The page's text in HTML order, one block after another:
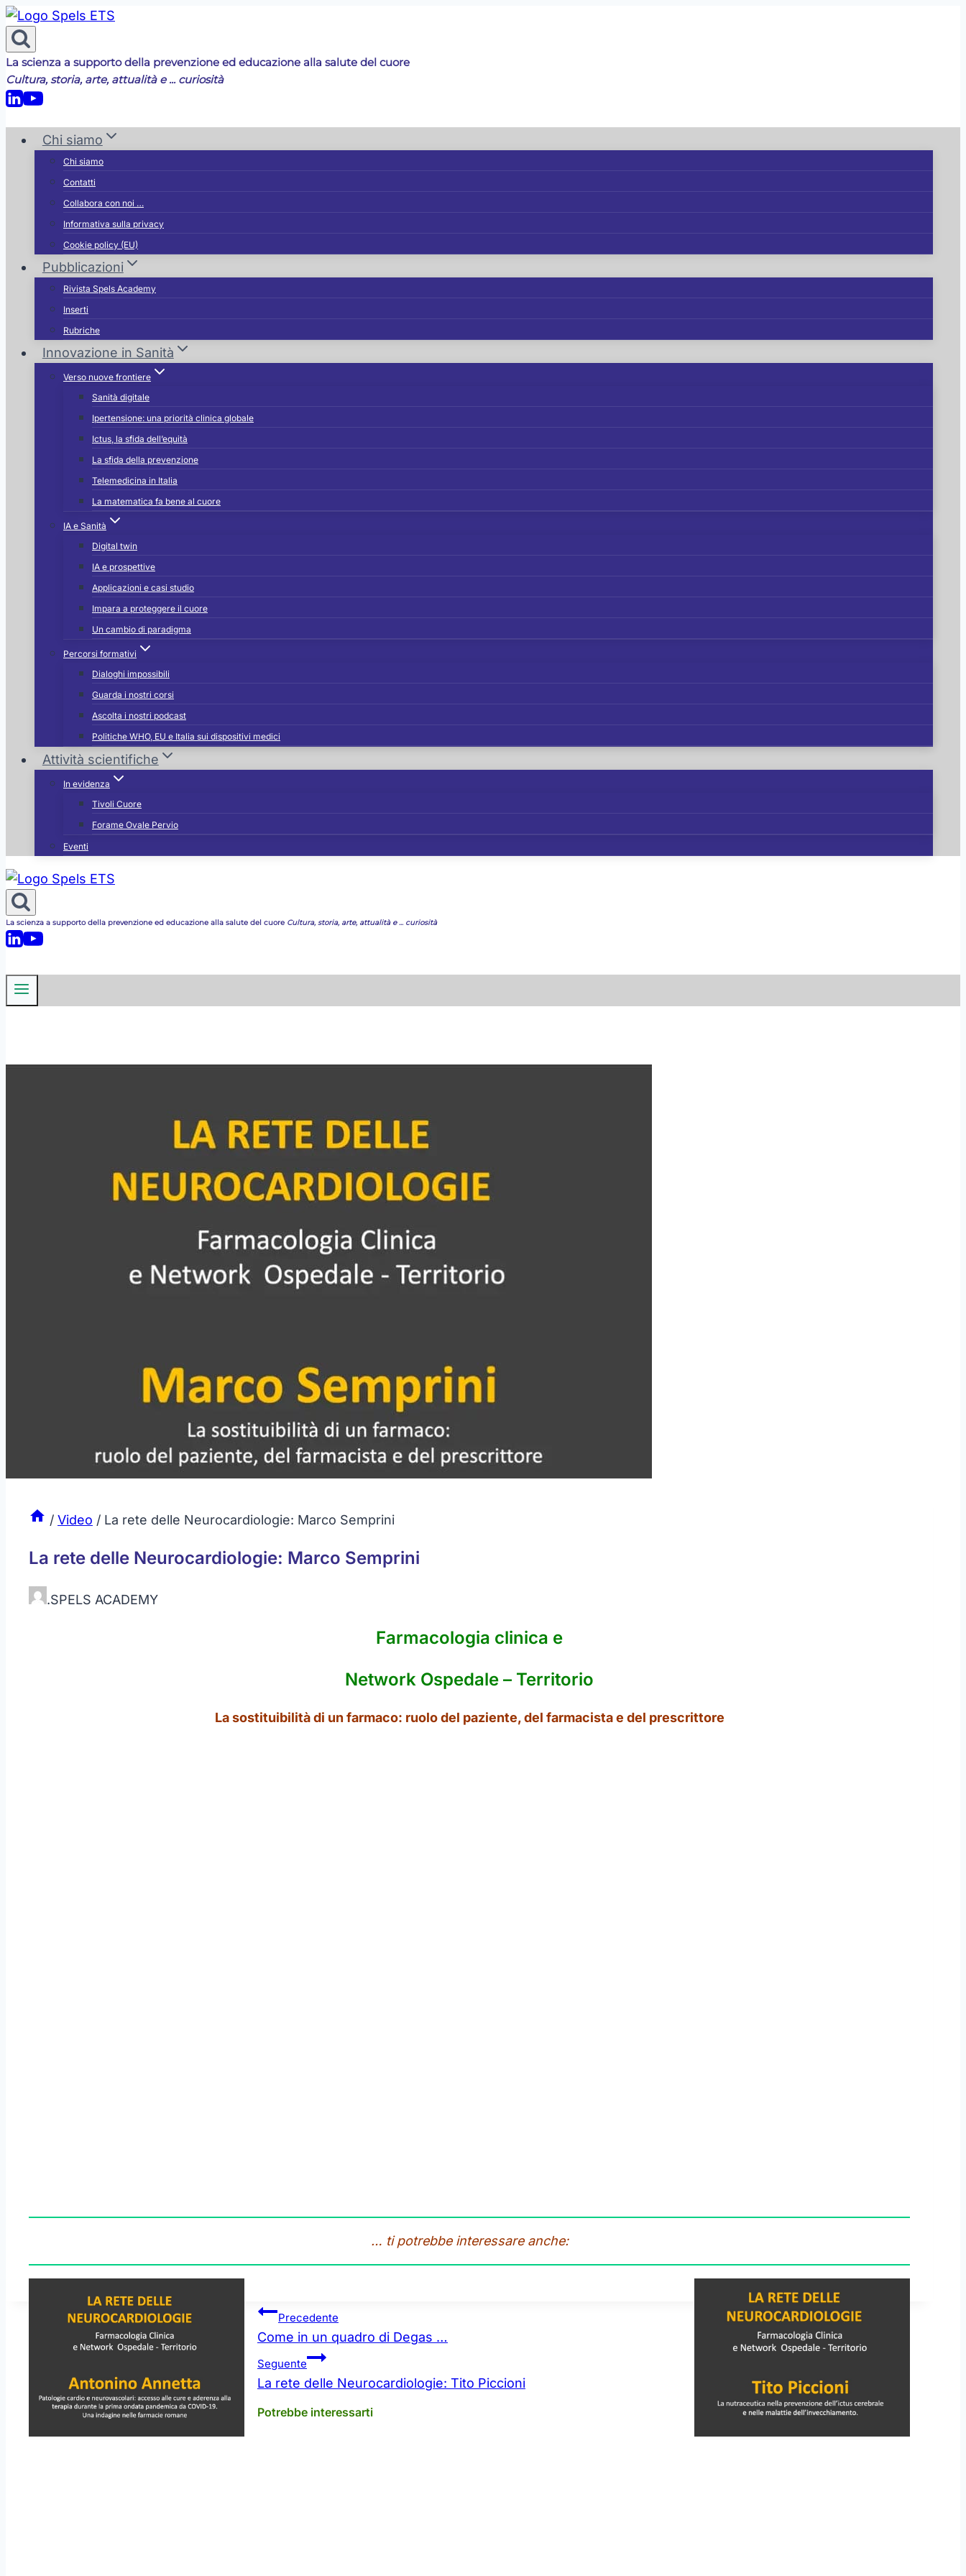
Salta
al
contenuto
La scienza a supporto della prevenzione ed educazione alla salute del cuore
Cultura, storia, arte, attualità e ... curiosità
Chi siamo
Chi siamo
Contatti
Collabora con noi …
Informativa sulla privacy
Cookie policy (EU)
Pubblicazioni
Rivista Spels Academy
Inserti
Rubriche
Innovazione in Sanità
Verso nuove frontiere
Sanità digitale
Ipertensione: una priorità clinica globale
Ictus, la sfida dell’equità
La sfida della prevenzione
Telemedicina in Italia
La matematica fa bene al cuore
IA e Sanità
Digital twin
IA e prospettive
Applicazioni e casi studio
Impara a proteggere il cuore
Un cambio di paradigma
Percorsi formativi
Dialoghi impossibili
Guarda i nostri corsi
Ascolta i nostri podcast
Politiche WHO, EU e Italia sui dispositivi medici
Attività scientifiche
In evidenza
Tivoli Cuore
Forame Ovale Pervio
Eventi
La scienza a supporto della prevenzione ed educazione alla salute del cuore Cultura, storia, arte, attualità e ... curiosità
/ Video / La rete delle Neurocardiologie: Marco Semprini
La rete delle Neurocardiologie: Marco Semprini
.SPELS ACADEMY
Farmacologia clinica e
Network Ospedale – Territorio
La sostituibilità di un farmaco: ruolo del paziente, del farmacista e del prescrittore
… ti potrebbe interessare anche:
Navigazione
Precedente
Come in un quadro di Degas …
Seguente
La rete delle Neurocardiologie: Tito Piccioni
Potrebbe interessarti